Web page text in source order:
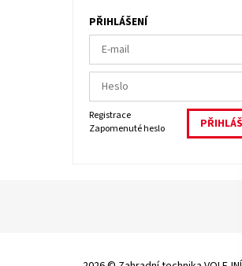
PŘIHLÁŠENÍ
Registrace
Zapomenuté heslo